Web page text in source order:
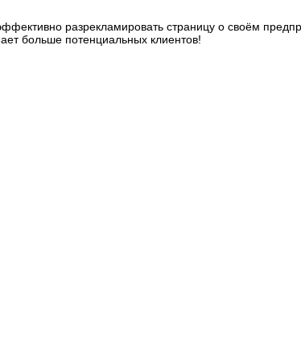
разрекламировать страницу о своём
больше потенциальных клиентов!